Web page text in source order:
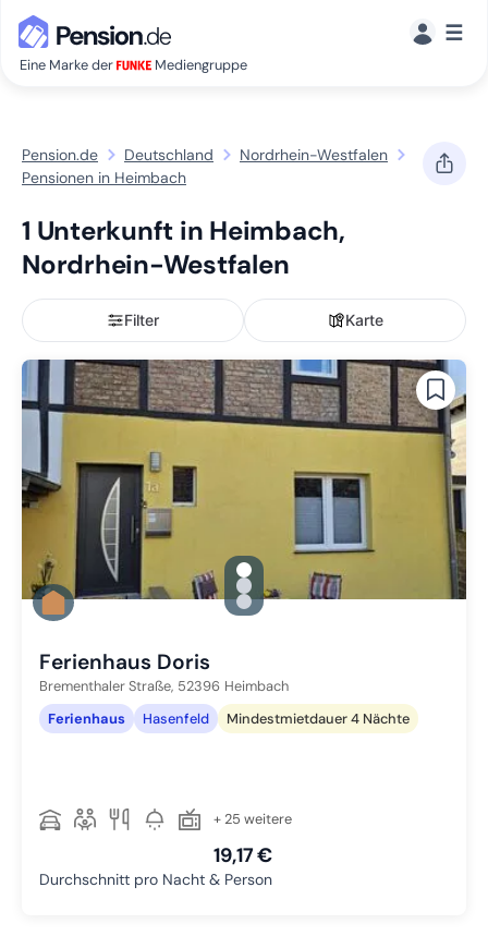
Eine Marke der Mediengruppe
☰
Pension.de Deutschland
Nordrhein-Westfalen
Pensionen in Heimbach
1 Unterkunft in Heimbach,
Nordrhein-Westfalen
Filter Karte
gallery.slide_selector
Zu Slide 1 wechseln
Zu Slide 2 wechseln
Zu Slide 3 wechseln
Ferienhaus Doris
Brementhaler Straße, 52396 Heimbach
Ferienhaus
Hasenfeld Mindestmietdauer 4 Nächte
+ 25 weitere
19,17 €
Durchschnitt pro Nacht & Person